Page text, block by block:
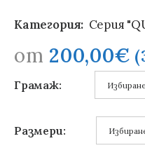
Категория: Серия
от 200,00€
Грамаж:
Размери: